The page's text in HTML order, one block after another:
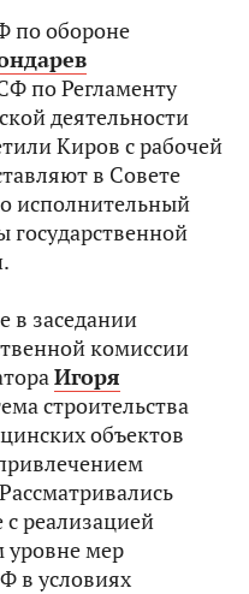
по обороне
по Регламенту
деятельности
Киров с рабочей
в Совете
исполнительный
государственной
в заседании
комиссии
Игоря
строительства
объектов
реализацией
уровне мер
в условиях